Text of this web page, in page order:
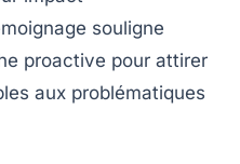
souligne
proactive pour attirer
aux problématiques